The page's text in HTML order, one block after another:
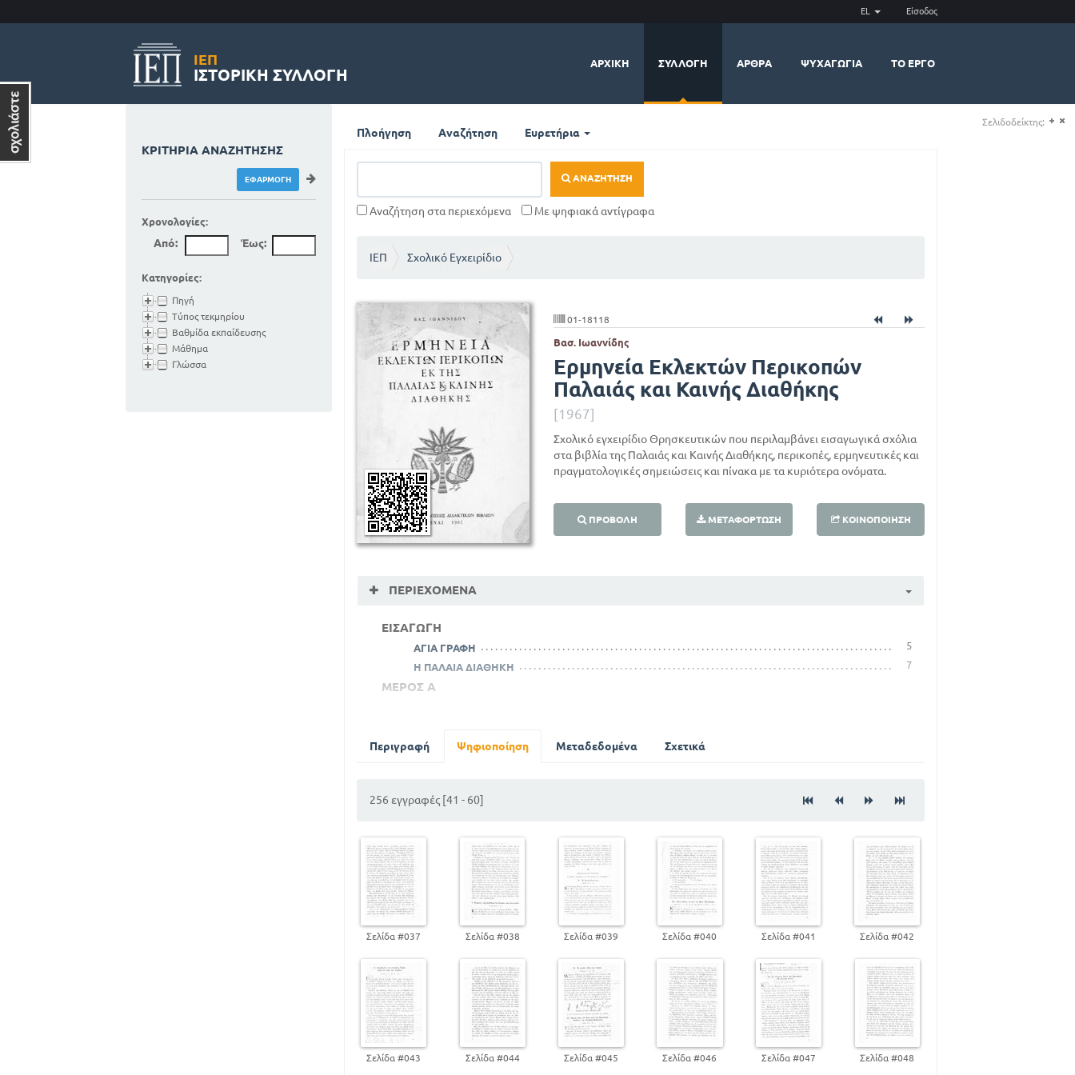
EL Είσοδος
ΙΕΠ
ΙΣΤΟΡΙΚΉ ΣΥΛΛΟΓΉ
ΑΡΧΙΚΉ ΣΥΛΛΟΓΉ ΆΡΘΡΑ ΨΥΧΑΓΩΓΊΑ ΤΟ ΈΡΓΟ
Πλοήγηση Αναζήτηση Ευρετήρια
ΑΝΑΖΉΤΗΣΗ
Αναζήτηση στα περιεχόμενα Με ψηφιακά αντίγραφα
ΙΕΠ Σχολικό Εγχειρίδιο
01-18118
Βασ. Ιωαννίδης
Ερμηνεία Εκλεκτών Περικοπών
Παλαιάς και Καινής Διαθήκης
[1967]
Σχολικό εγχειρίδιο Θρησκευτικών που περιλαμβάνει εισαγωγικά σχόλια
στα βιβλία της Παλαιάς και Καινής Διαθήκης, περικοπές, ερμηνευτικές και
πραγματολογικές σημειώσεις και πίνακα με τα κυριότερα ονόματα.
ΠΡΟΒΟΛΉ ΜΕΤΑΦΌΡΤΩΣΗ ΚΟΙΝΟΠΟΊΗΣΗ
ΠΕΡΙΕΧΌΜΕΝΑ
ΕΙΣΑΓΩΓΗ
ΑΓΙΑ ΓΡΑΦΗ
5
Η ΠΑΛΑΙΑ ΔΙΑΘΗΚΗ
7
ΜΕΡΟΣ Α
ΟΙ ΑΡΧΕΣ ΤΟΥ ΚΟΣΜΟΥ ΚΑΙ ΤΗΣ ΑΝΘΡΩΠΟΤΗΤΑΣ
ΕΠΑΓΓΕΛΙΕΣ ΤΟΥ ΘΕΟΥ
Η ΗΘΙΚΗ ΔΙΔΑΣΚΑΛΙΑ ΤΗΣ ΠΑΛ. ΔΙΑΘΗΚΗΣ
39
ΚΕΦ 4
Η ΕΝ ΨΑΛΜΟΙΣ ΚΑΙ ΥΜΝΟΙΣ ΛΑΤΡΕΙΑ ΤΟΥ ΘΕΟΥ
45
ΚΕΦ 5
ΟΙ ΠΡΟΦΗΤΕΙΕΣ ΠΕΡΙ ΜΕΣΣΙΟΥ
ΜΕΡΟΣ Β
ΠΕΡΙΚΟΠΕΣ ΕΚ ΤΗΣ ΚΑΙΝΗΣ ΔΙΑΘΗΚΗΣ ΚΕΙΜΕΝΑ
Ο ΙΗΣΟΥΣ ΧΡΙΣΤΟΣ ΥΙΟΣ ΤΟΥ ΘΕΟΥ ΚΑΙ ΣΩΤΗΡΑΣ ΤΟΥ ΚΟΣΜΟΥ
ΚΕΦ 1
ΟΙ ΠΡΟΣ ΤΗΣ ΔΗΜΟΣΙΑΣ ΕΜΦΑΝΙΣΕΩΣ ΜΑΡΤΥΡΙΕΣ ΠΕΡΙ ΤΟΥ ΚΥΡΙΟΥ ΩΣ ΥΙΟΥ ΤΟΥ
ΘΕΟΥ ΚΑΙ ΣΩΤΗΡΟΣ
63
Περιγραφή Ψηφιοποίηση Μεταδεδομένα Σχετικά
256 εγγραφές [41 - 60]
Σελίδα #037 Σελίδα #038 Σελίδα #039 Σελίδα #040 Σελίδα #041 Σελίδα #042
Σελίδα #043 Σελίδα #044 Σελίδα #045 Σελίδα #046 Σελίδα #047 Σελίδα #048
ΚΡΙΤΉΡΙΑ ΑΝΑΖΉΤΗΣΗΣ
Χρονολογίες:
Από: Έως:
Κατηγορίες:
Πηγή
Τύπος τεκμηρίου
Βαθμίδα εκπαίδευσης
Μάθημα
Γλώσσα
Σελιδοδείκτης: